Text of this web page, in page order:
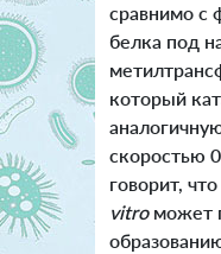
сравнимо с
белка под
который
скоростью
говорит,
vitroможет